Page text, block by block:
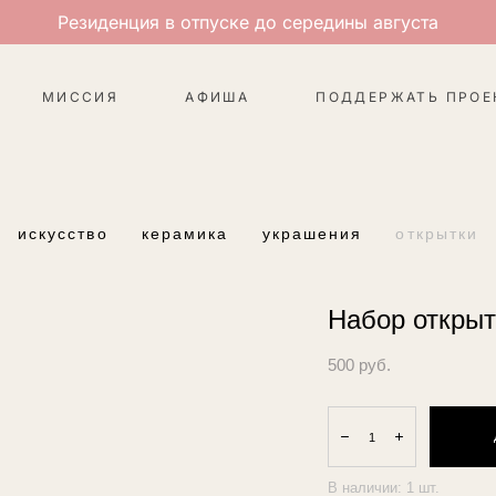
Резиденция в отпуске до середины августа
МИССИЯ АФИША ПОДДЕРЖАТЬ
искусство керамика украшения открытки
Набор
500 pуб.
В наличии: 1 шт.